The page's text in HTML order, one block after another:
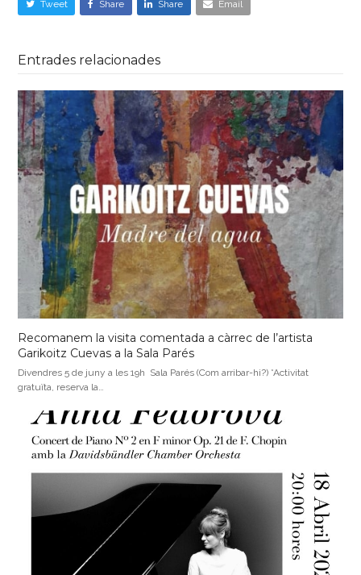
Tweet Share Share Email
Entrades relacionades
Recomanem la visita comentada a càrrec de l’artista
Garikoitz Cuevas a la Sala Parés
Divendres 5 de juny a les 19h Sala Parés (Com arribar-hi?) *Activitat
gratuïta, reserva la…